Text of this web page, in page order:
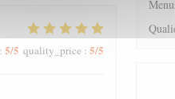
: 5/5 quality_price : 5/5